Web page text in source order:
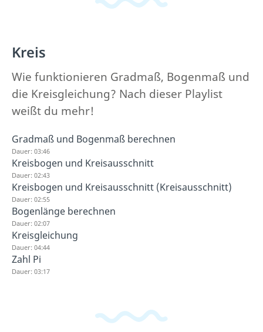
Kreis
Wie funktionieren Gradmaß, Bogenmaß und
die Kreisgleichung? Nach dieser Playlist
weißt du mehr!
Gradmaß und Bogenmaß berechnen
Dauer: 03:46
Kreisbogen und Kreisausschnitt
Dauer: 02:43
Kreisbogen und Kreisausschnitt (Kreisausschnitt)
Dauer: 02:55
Bogenlänge berechnen
Dauer: 02:07
Kreisgleichung
Dauer: 04:44
Zahl Pi
Dauer: 03:17